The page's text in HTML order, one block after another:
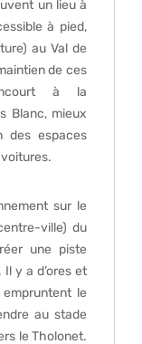
un lieu à
à pied,
au Val de
de ces
à la
Blanc, mieux
des espaces
sur le
ville) du
une piste
y a d’ores et
le
au stade
le Tholonet.